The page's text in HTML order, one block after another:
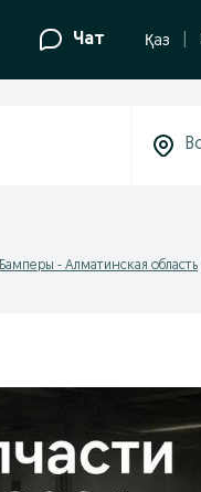
Чат Қаз
Бамперы - Алматинская область